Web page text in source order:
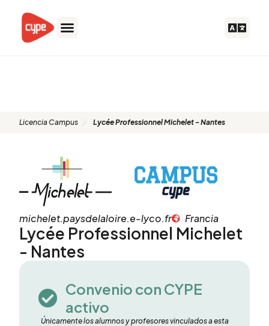
contenido
Licencia Campus Lycée Professionnel Michelet - Nantes
michelet.paysdelaloire.e-lyco.fr Francia
Lycée Professionnel Michelet
- Nantes
Convenio con CYPE
activo
Únicamente los alumnos y profesores vinculados a esta